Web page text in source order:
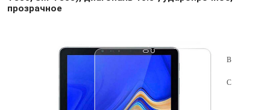
прозрачное